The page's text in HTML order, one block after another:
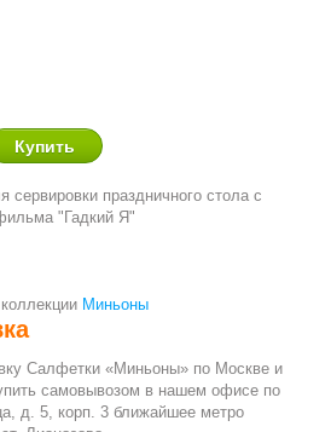
праздничного стола с
"Гадкий Я"
Миньоны
Салфетки «Миньоны» по Москве и
самовывозом в нашем офисе по
д. 5, корп. 3 ближайшее метро